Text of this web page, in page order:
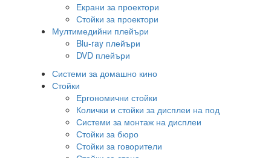
Екрани за проектори
Стойки за проектори
Мултимедийни плейъри
Blu-ray плейъри
DVD плейъри
Системи за домашно кино
Стойки
Ергономични стойки
Колички и стойки за дисплеи на под
Системи за монтаж на дисплеи
Стойки за бюро
Стойки за говорители